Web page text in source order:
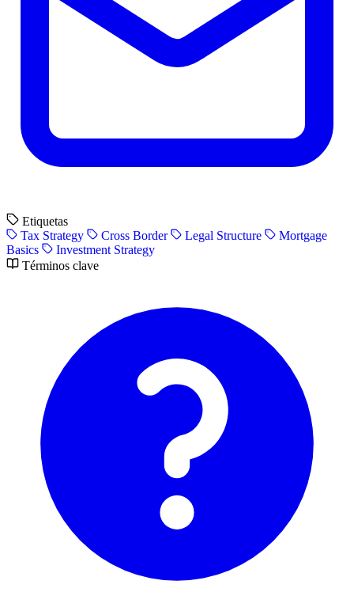
Etiquetas
Tax Strategy
Cross Border Legal Structure
Mortgage
Basics
Investment Strategy
Términos clave